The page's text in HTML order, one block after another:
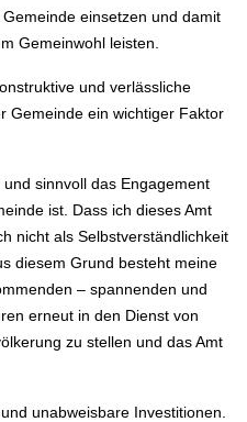
einsetzen und damit
Gemeinwohl leisten.
und verlässliche
Gemeinde ein wichtiger Faktor
sinnvoll das Engagement
ist. Dass ich dieses Amt
nicht als Selbstverständlichkeit
diesem Grund besteht meine
– spannenden und
erneut in den Dienst von
zu stellen und das Amt
unabweisbare Investitionen.